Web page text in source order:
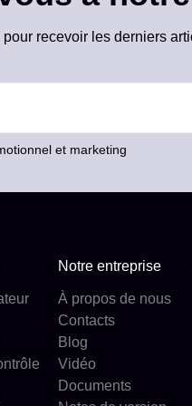
recevoir les derniers
et marketing
Notre entreprise
À propos de nous
Contacts
Blog
Vidéo
Documents